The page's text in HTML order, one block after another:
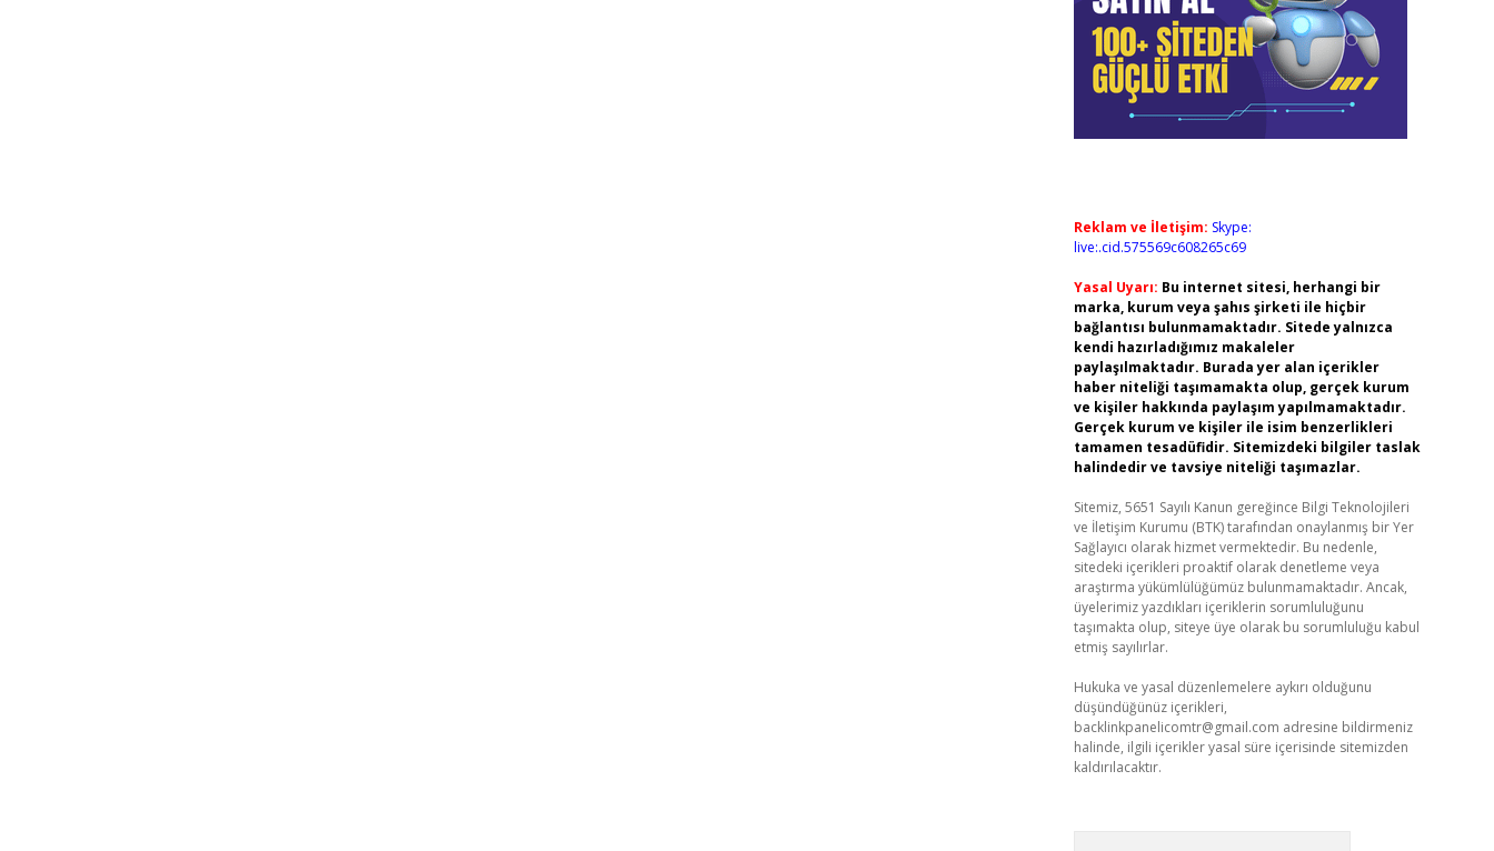
Reklam ve İletişim: Skype:
live:.cid.575569c608265c69
Yasal Uyarı: Bu internet sitesi, herhangi bir
marka, kurum veya şahıs şirketi ile hiçbir
bağlantısı bulunmamaktadır. Sitede yalnızca
kendi hazırladığımız makaleler
paylaşılmaktadır. Burada yer alan içerikler
haber niteliği taşımamakta olup, gerçek kurum
ve kişiler hakkında paylaşım yapılmamaktadır.
Gerçek kurum ve kişiler ile isim benzerlikleri
tamamen tesadüfidir. Sitemizdeki bilgiler taslak
halindedir ve tavsiye niteliği taşımazlar.
Sitemiz, 5651 Sayılı Kanun gereğince Bilgi Teknolojileri
ve İletişim Kurumu (BTK) tarafından onaylanmış bir Yer
Sağlayıcı olarak hizmet vermektedir. Bu nedenle,
sitedeki içerikleri proaktif olarak denetleme veya
araştırma yükümlülüğümüz bulunmamaktadır. Ancak,
üyelerimiz yazdıkları içeriklerin sorumluluğunu
taşımakta olup, siteye üye olarak bu sorumluluğu kabul
etmiş sayılırlar.
Hukuka ve yasal düzenlemelere aykırı olduğunu
düşündüğünüz içerikleri,
backlinkpanelicomtr@gmail.com adresine bildirmeniz
halinde, ilgili içerikler yasal süre içerisinde sitemizden
kaldırılacaktır.